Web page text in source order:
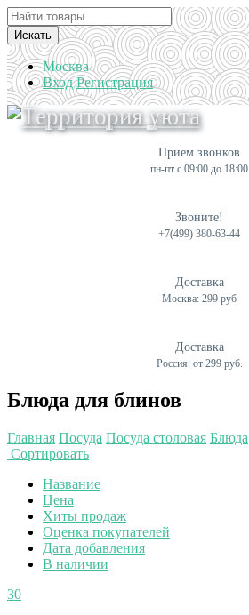
Искать
Москва
Вход Регистрация
Прием звонков
пн-пт с 09:00 до 18:00
Звоните!
+7(499) 380-63-44
Доставка
Москва: 299 руб
Доставка
Россия: от 299 руб.
Блюда для блинов
Главная Посуда Посуда столовая Блюда
Сортировать
Название
Цена
Хиты продаж
Оценка покупателей
Дата добавления
В наличии
30